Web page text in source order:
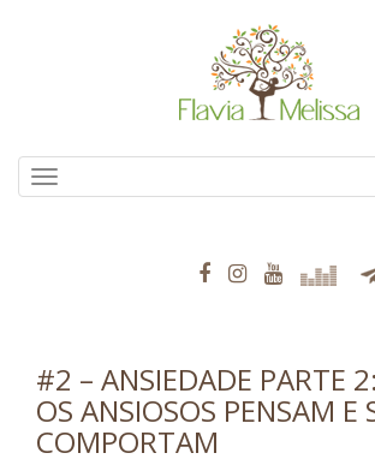
#2 – ANSIEDADE PARTE
OS ANSIOSOS PENSAM E
COMPORTAM